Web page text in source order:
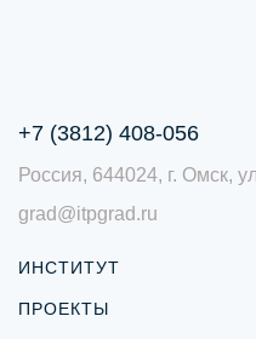
+7 (3812) 408-056
Россия, 644024, г. Омск,
grad@itpgrad.ru
ИНСТИТУТ
ПРОЕКТЫ